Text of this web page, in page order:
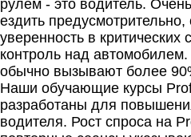
рулем - это водитель.
ездить
уверенность в критических
контроль над
обычно вызывают более
Наши обучающие курсы
разработаны для
водителя. Рост спроса на